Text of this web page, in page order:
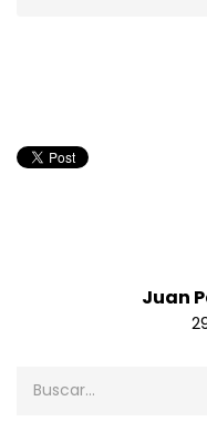
Juan